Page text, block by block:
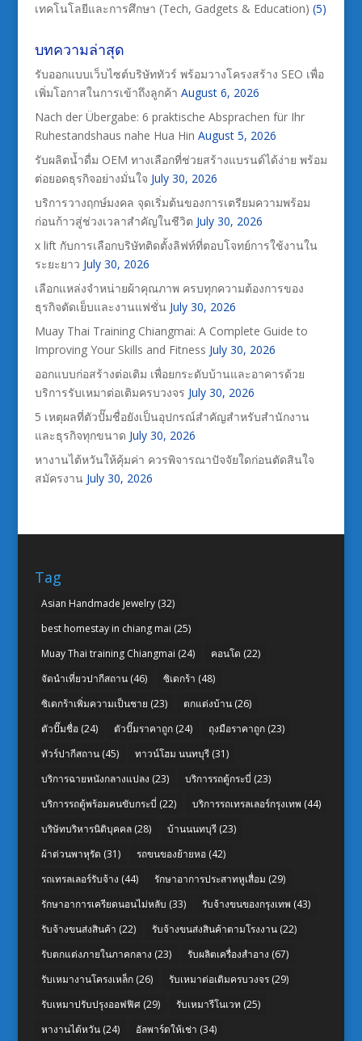
เทคโนโลยีและการศึกษา (Tech, Gadgets & Education) (5)
บทความล่าสุด
รับออกแบบเว็บไซต์บริษัททัวร์ พร้อมวางโครงสร้าง SEO เพื่อ
เพิ่มโอกาสในการเข้าถึงลูกค้า August 6, 2026
Nach der Übergabe: 6 praktische Absprachen für Ihr
Ruhestandshaus nahe Hua Hin August 5, 2026
รับผลิตน้ำดื่ม OEM ทางเลือกที่ช่วยสร้างแบรนด์ได้ง่าย พร้อม
ต่อยอดธุรกิจอย่างมั่นใจ July 30, 2026
บริการวางฤกษ์มงคล จุดเริ่มต้นของการเตรียมความพร้อม
ก่อนก้าวสู่ช่วงเวลาสำคัญในชีวิต July 30, 2026
x lift กับการเลือกบริษัทติดตั้งลิฟท์ที่ตอบโจทย์การใช้งานใน
ระยะยาว July 30, 2026
เลือกแหล่งจำหน่ายผ้าคุณภาพ ครบทุกความต้องการของ
ธุรกิจตัดเย็บและงานแฟชั่น July 30, 2026
Muay Thai Training Chiangmai: A Complete Guide to
Improving Your Skills and Fitness July 30, 2026
ออกแบบก่อสร้างต่อเติม เพื่อยกระดับบ้านและอาคารด้วย
บริการรับเหมาต่อเติมครบวงจร July 30, 2026
5 เหตุผลที่ตัวปั๊มชื่อยังเป็นอุปกรณ์สำคัญสำหรับสำนักงาน
และธุรกิจทุกขนาด July 30, 2026
หางานไต้หวันให้คุ้มค่า ควรพิจารณาปัจจัยใดก่อนตัดสินใจ
สมัครงาน July 30, 2026
Tag
Asian Handmade Jewelry(32)
best homestay in chiang mai (25)
Muay Thai training Chiangmai (24) คอนโด (22)
จัดนำเที่ยวปากีสถาน(46) ซิเดกร้า (48)
ซิเดกร้าเพิ่มความเป็นชาย (23) ตกแต่งบ้าน(26)
ตัวปั๊มชื่อ(24) ตัวปั๊มราคาถูก(24) ถุงมือราคาถูก(23)
ทัวร์ปากีสถาน(45) ทาวน์โฮม นนทบุรี(31)
บริการฉายหนังกลางแปลง (23) บริการรถตู้กระบี่ (23)
บริการรถตู้พร้อมคนขับกระบี่ (22) บริการรถเทรลเลอร์กรุงเทพ (44)
บริษัทบริหารนิติบุคคล(28) บ้านนนทบุรี(23)
ผ้าต่วนพาหุรัด (31) รถขนของย้ายหอ(42)
รถเทรลเลอร์รับจ้าง (44) รักษาอาการประสาทหูเสื่อม (29)
รักษาอาการเครียดนอนไม่หลับ (33) รับจ้างขนของกรุงเทพ (43)
รับจ้างขนส่งสินค้า (22) รับจ้างขนส่งสินค้าตามโรงงาน(22)
รับตกแต่งภายในภาคกลาง (23) รับผลิตเครื่องสำอาง (67)
รับเหมางานโครงเหล็ก(26) รับเหมาต่อเติมครบวงจร(29)
รับเหมาปรับปรุงออฟฟิศ(29) รับเหมารีโนเวท (25)
หางานไต้หวัน(24) อัลพาร์ดให้เช่า (34)